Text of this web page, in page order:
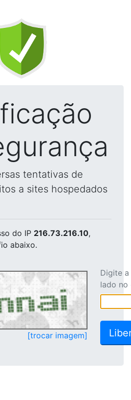
tentativas de
a sites hospedados
do IP 216.73.216.10,
abaixo.
[trocar imagem]
Digite
lado no